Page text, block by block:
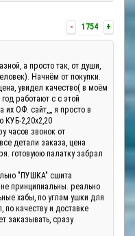
- 1754 +
а просто так, от души,
Начнём от покупки.
увидел качество( в моём
работают с с этой
ОФ. сайт,,,, я просто в
КУБ-2,20х2,20
часов звонок от
детали заказа, цена
готовуюю палатку забрал
"ПУШКА" сшита
принципиальны. реально
хабы, по углам ушки для
качеству и доставке
заказывать, сразу